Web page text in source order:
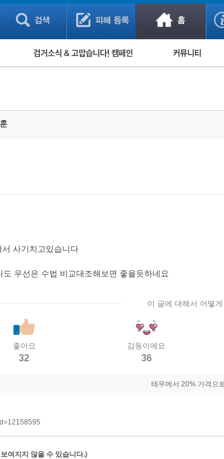
검거 소식 사기 예방했어요!
사기치고있습니다
우선은 수법 비교대조해보면 좋을듯하네요
이 글에 대해서 어떻
좋아요
32
감동이에요
36
테무에서 20% 가격으
여지지 않을 수 있습니다.)